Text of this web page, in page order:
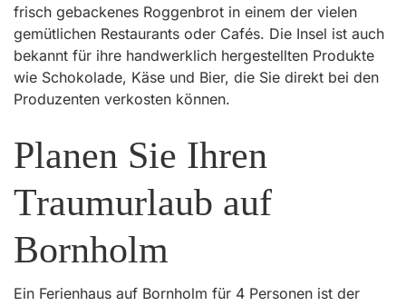
frisch gebackenes Roggenbrot in einem der vielen
gemütlichen Restaurants oder Cafés. Die Insel ist auch
bekannt für ihre handwerklich hergestellten Produkte
wie Schokolade, Käse und Bier, die Sie direkt bei den
Produzenten verkosten können.
Planen Sie Ihren
Traumurlaub auf
Bornholm
Ein Ferienhaus auf Bornholm für 4 Personen ist der